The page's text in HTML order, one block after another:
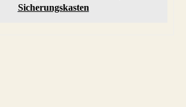
Sicherungskasten